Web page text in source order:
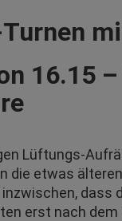
16.15
Lüftungs-
die etwas
dass
erst nach dem